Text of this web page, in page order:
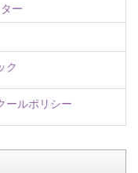
ー
ク
ールポリシー